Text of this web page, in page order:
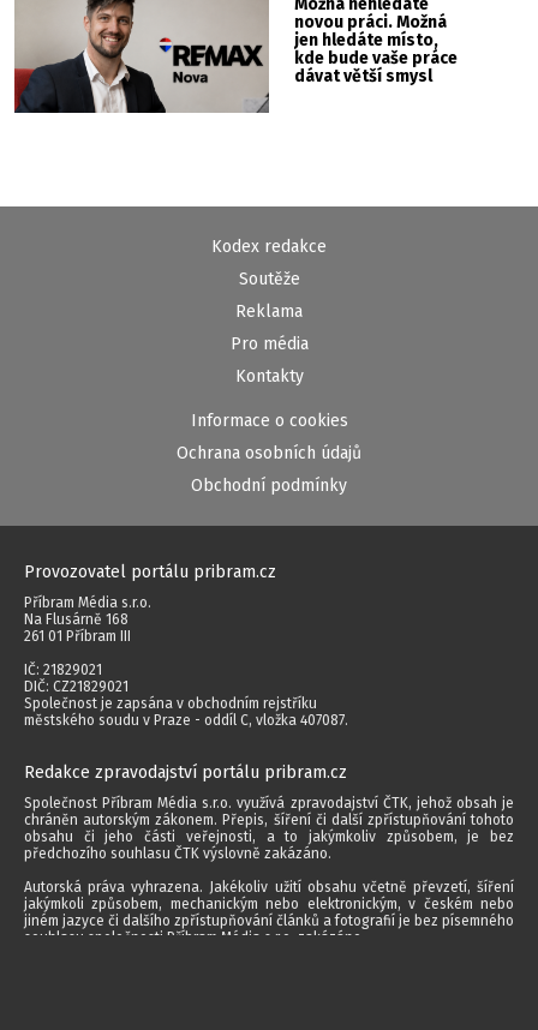
Možná nehledáte
novou práci. Možná
jen hledáte místo,
kde bude vaše práce
dávat větší smysl
Kodex redakce
Soutěže
Reklama
Pro média
Kontakty
Informace o cookies
Ochrana osobních údajů
Obchodní podmínky
Provozovatel portálu pribram.cz
Příbram Média s.r.o.
Na Flusárně 168
261 01 Příbram III
IČ: 21829021
DIČ: CZ21829021
Společnost je zapsána v obchodním rejstříku
městského soudu v Praze - oddíl C, vložka 407087.
Redakce zpravodajství portálu pribram.cz
Společnost Příbram Média s.r.o. využívá zpravodajství ČTK, jehož obsah je
chráněn autorským zákonem. Přepis, šíření či další zpřístupňování tohoto
obsahu či jeho části veřejnosti, a to jakýmkoliv způsobem, je bez
předchozího souhlasu ČTK výslovně zakázáno.
Autorská práva vyhrazena. Jakékoliv užití obsahu včetně převzetí, šíření
jakýmkoli způsobem, mechanickým nebo elektronickým, v českém nebo
jiném jazyce či dalšího zpřístupňování článků a fotografií je bez písemného
souhlasu společnosti Příbram Média s.r.o. zakázáno.